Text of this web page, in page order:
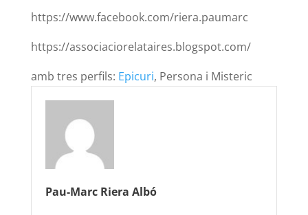
https://www.facebook.com/riera.paumarc
https://associaciorelataires.blogspot.com/
amb tres perfils: Epicuri, Persona i Misteric
Pau-Marc Riera Albó